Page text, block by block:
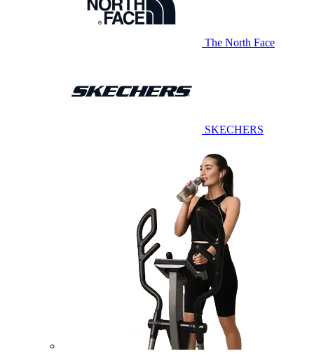
The North Face
SKECHERS